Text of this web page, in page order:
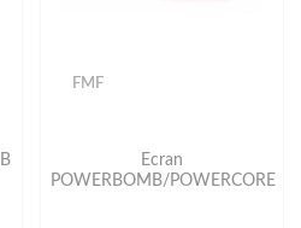
FMF
Ecran
POWERBOMB/POWERCORE